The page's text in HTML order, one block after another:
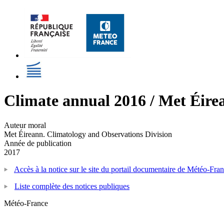
Climate annual 2016 / Met
Auteur moral
Met Éireann. Climatology and Observations Division
Année de publication
2017
Accès à la notice sur le site du portail documentaire de Météo-
Liste complète des notices publiques
Météo-France